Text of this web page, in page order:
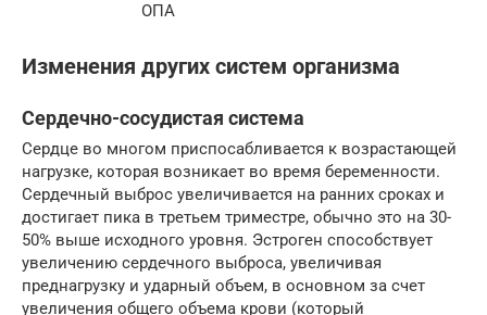
ОПА
Изменения других систем организма
Сердечно-сосудистая система
Сердце во многом приспосабливается к возрастающей
нагрузке, которая возникает во время беременности.
Сердечный выброс увеличивается на ранних сроках и
достигает пика в третьем триместре, обычно это на 30-
50% выше исходного уровня. Эстроген способствует
увеличению сердечного выброса, увеличивая
преднагрузку и ударный объем, в основном за счет
увеличения общего объема крови (который